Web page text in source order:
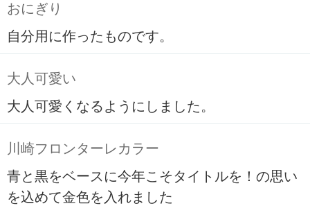
おにぎり
自分用に作ったものです。
大人可愛い
大人可愛くなるようにしました。
川崎フロンターレカラー
青と黒をベースに今年こそタイトルを！の思い
を込めて金色を入れました